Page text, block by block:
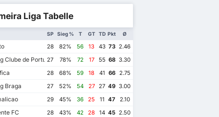
Liga Tabelle
SP Sieg % T GT TD Pkt Ø
28 82% 56 13 43 73 2.46
Clube de Portugal
27 78% 72 17 55 68 3.30
28 68% 59 18 41 66 2.75
Braga 27 52% 54 27 27 49 3.00
29 45% 36 25 11 47
2.10
FC 28 43% 42 28 14 45 2.50